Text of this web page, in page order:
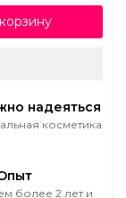
надеяться
косметика
более 2 лет и